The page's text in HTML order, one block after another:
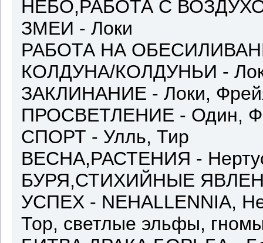
НЕБО,РАБОТА С
ЗМЕИ - Локи
РАБОТА НА
КОЛДУНА/КОЛДУНЬИ -
ЗАКЛИНАНИЕ - Локи,
ПРОСВЕТЛЕНИЕ - Один,
СПОРТ - Улль, Тир
ВЕСНА,РАСТЕНИЯ -
БУРЯ,СТИХИЙНЫЕ
УСПЕХ - NEHALLENNIA,
Тор, светлые эльфы,